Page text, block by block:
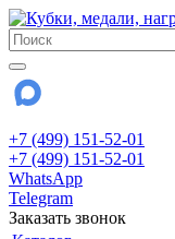
+7 (499) 151-52-01
+7 (499) 151-52-01
WhatsApp
Telegram
Заказать звонок